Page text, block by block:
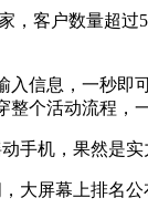
客户数量超
信息，一秒即
整个活动流程，
手机，果然是
大屏幕上排名